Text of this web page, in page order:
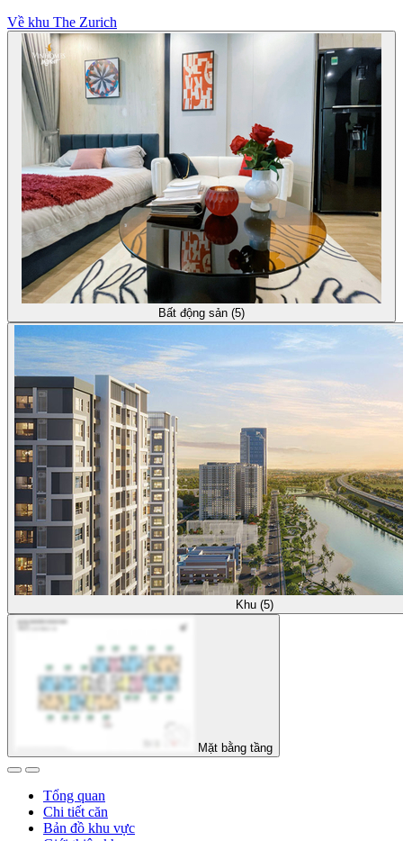
Về khu The Zurich
Bất động sản (5)
Khu (5)
Mặt bằng tầng
Tổng quan
Chi tiết căn
Bản đồ khu vực